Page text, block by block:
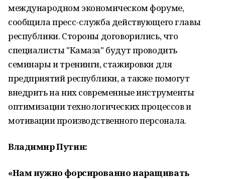
международном экономическом форуме,
сообщила пресс-служба действующего главы
республики. Стороны договорились, что
специалисты "Камаза" будут проводить
семинары и тренинги, стажировки для
предприятий республики, а также помогут
внедрить на них современные инструменты
оптимизации технологических процессов и
мотивации производственного персонала.
Владимир Путин:
«Нам нужно форсированно наращивать